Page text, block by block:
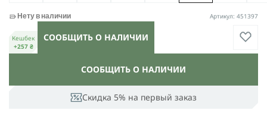
Скидка 5% на первый заказ
СООБЩИТЬ О НАЛИЧИИ
Нету в наличии Артикул: 451397
Кешбек
+257 ₴
СООБЩИТЬ О НАЛИЧИИ